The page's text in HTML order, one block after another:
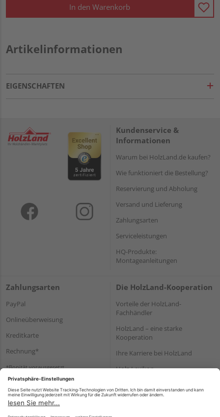
In den Warenkorb
Artikelinformationen
EIGENSCHAFTEN
Kundenservice &
Informationen
Warum bei HolzLand.de kaufen?
Wie funktioniert die Bestellung?
Reservierung und Abholung
Versand und Lieferung
Zahlungsarten
Serviceleistungen
HQ-Produkte:
Montageanleitungen
Zahlungsarten
PayPal
Onlineüberweisung
Kreditkarte
Rechnung*
*Bonität vorausgesetzt
Die HolzLand-Kooperation
Vorteile der HolzLand-
Fachhändler
HolzLand – eine starke
Kooperation
Ihre Karriere bei HolzLand
Holz-Lexikon